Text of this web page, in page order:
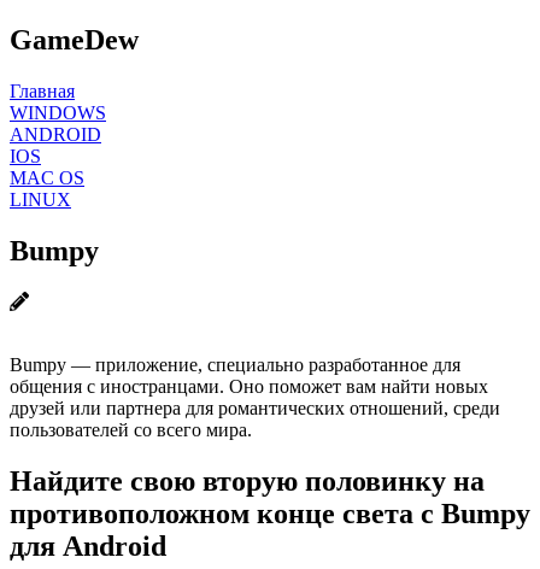
GameDew
Главная
WINDOWS
ANDROID
IOS
MAC OS
LINUX
Bumpy
Bumpy — приложение, специально разработанное для
общения с иностранцами. Оно поможет вам найти новых
друзей или партнера для романтических отношений, среди
пользователей со всего мира.
Найдите свою вторую половинку на
противоположном конце света с Bumpy
для Android